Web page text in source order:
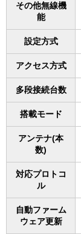
その他無線機
能
設定方式
アクセス方式
多段接続台数
搭載モード
アンテナ(本
数)
対応プロトコ
ル
自動ファーム
ウェア更新